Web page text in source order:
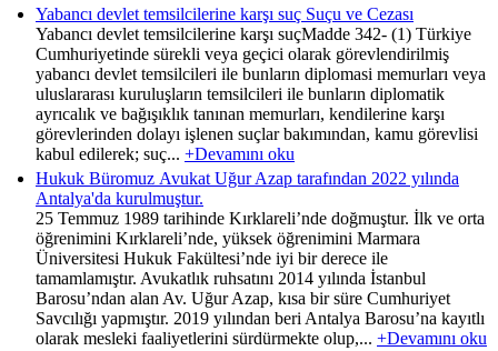
Yabancı devlet temsilcilerine karşı suç Suçu ve Cezası
Yabancı devlet temsilcilerine karşı suçMadde 342- (1) Türkiye
Cumhuriyetinde sürekli veya geçici olarak görevlendirilmiş
yabancı devlet temsilcileri ile bunların diplomasi memurları veya
uluslararası kuruluşların temsilcileri ile bunların diplomatik
ayrıcalık ve bağışıklık tanınan memurları, kendilerine karşı
görevlerinden dolayı işlenen suçlar bakımından, kamu görevlisi
kabul edilerek; suç... +Devamını oku
Hukuk Büromuz Avukat Uğur Azap tarafından 2022 yılında
Antalya'da kurulmuştur.
25 Temmuz 1989 tarihinde Kırklareli’nde doğmuştur. İlk ve orta
öğrenimini Kırklareli’nde, yüksek öğrenimini Marmara
Üniversitesi Hukuk Fakültesi’nde iyi bir derece ile
tamamlamıştır. Avukatlık ruhsatını 2014 yılında İstanbul
Barosu’ndan alan Av. Uğur Azap, kısa bir süre Cumhuriyet
Savcılığı yapmıştır. 2019 yılından beri Antalya Barosu’na kayıtlı
olarak mesleki faaliyetlerini sürdürmekte olup,... +Devamını oku